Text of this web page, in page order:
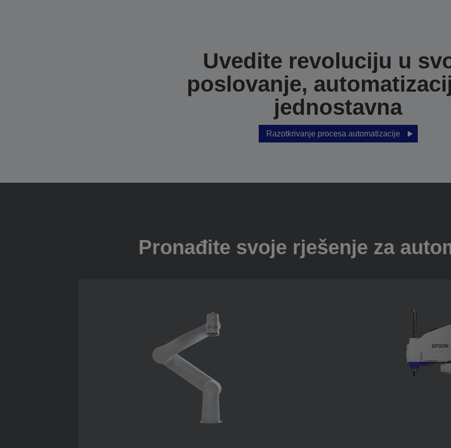
Uvedite revoluciju u
poslovanje,
jednostavna
Razotkrivanje procesa automatizacije
Pronađite svoje rješenje za